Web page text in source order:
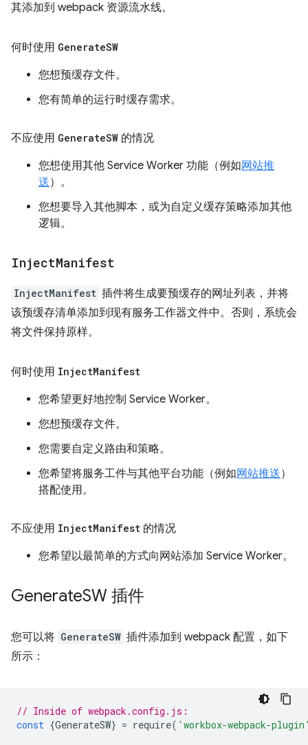
其添加到 webpack 资源流水线。
何时使用 GenerateSW
您想预缓存文件。
您有简单的运行时缓存需求。
不应使用 GenerateSW 的情况
您想使用其他 Service Worker 功能（例如网站推
送）。
您想要导入其他脚本，或为自定义缓存策略添加其他
逻辑。
InjectManifest
InjectManifest 插件将生成要预缓存的网址列表，并将
该预缓存清单添加到现有服务工作器文件中。否则，系统会
将文件保持原样。
何时使用 InjectManifest
您希望更好地控制 Service Worker。
您想预缓存文件。
您需要自定义路由和策略。
您希望将服务工件与其他平台功能（例如网站推送）
搭配使用。
不应使用 InjectManifest 的情况
您希望以最简单的方式向网站添加 Service Worker。
GenerateSW 插件
您可以将 GenerateSW 插件添加到 webpack 配置，如下
所示：
// Inside of webpack.config.js:
const {GenerateSW} = require( 'workbox-webpack-